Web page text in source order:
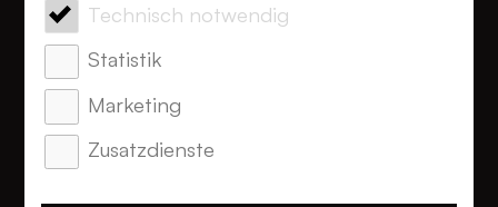
Technisch notwendig
Statistik
Marketing
Zusatzdienste
UI-Design